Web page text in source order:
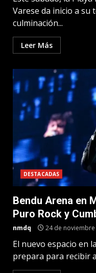
Varese da inicio a su
culminación...
Leer Más
DESTACADAS
Bendu Arena en
Puro Rock y
nmdq 24 de noviembre
El nuevo espacio en
prepara para recibir